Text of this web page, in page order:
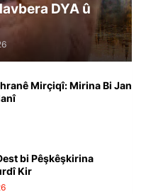
DYA û
Mirçiqî: Mirina Bi Jan
bi Pêşkêşkirina
Kir